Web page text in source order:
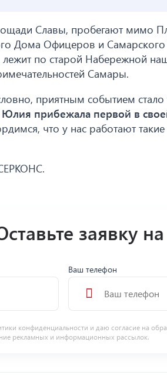
Славы, пробегают
Дома Офицеров и Самарского
лежит по старой Набережной
Самары.
приятным событием
прибежала первой в
что у нас работают
заявку
Ваш телефон
конфиденциальности и даю согласие на
рекламных и информационных рассылок.